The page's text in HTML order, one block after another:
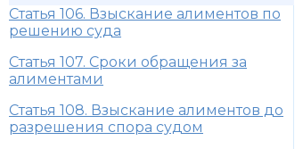
Статья 106. Взыскание алиментов по
решению суда
Статья 107. Сроки обращения за
алиментами
Статья 108. Взыскание алиментов до
разрешения спора судом